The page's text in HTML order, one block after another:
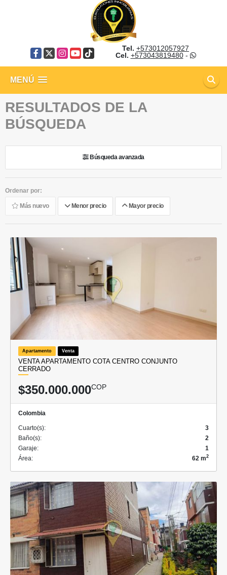
Facebook
X Instagram
YouTube
TikTok
Tel. +573012057927
Cel. +573043819480-
MENÚ
RESULTADOS DE LA
BÚSQUEDA
Búsqueda avanzada
Ordenar por:
Más nuevo Menor precio Mayor precio
Apartamento Venta
VENTA APARTAMENTO COTA CENTRO CONJUNTO
CERRADO
$350.000.000COP
Colombia
Cuarto(s):
3
Baño(s):
2
Garaje:
1
Área:
62 m2